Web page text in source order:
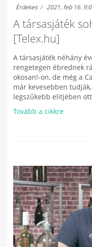
Érdekes 2021. feb 16.
A társasjáték
[Telex.hu]
A társasjáték néhány
rengetegen ébrednek
okosan!-on, de még a
már kevesebben
legszűkebb elitjében
Tovább a cikkre